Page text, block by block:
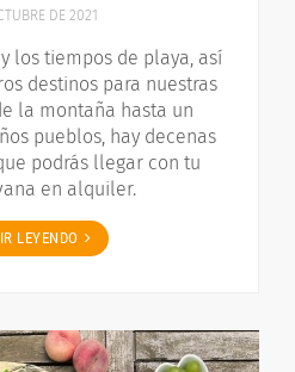
DE 2021
los tiempos de playa, así
destinos para nuestras
la montaña hasta un
pueblos, hay decenas
podrás llegar con tu
en alquiler.
LEYENDO